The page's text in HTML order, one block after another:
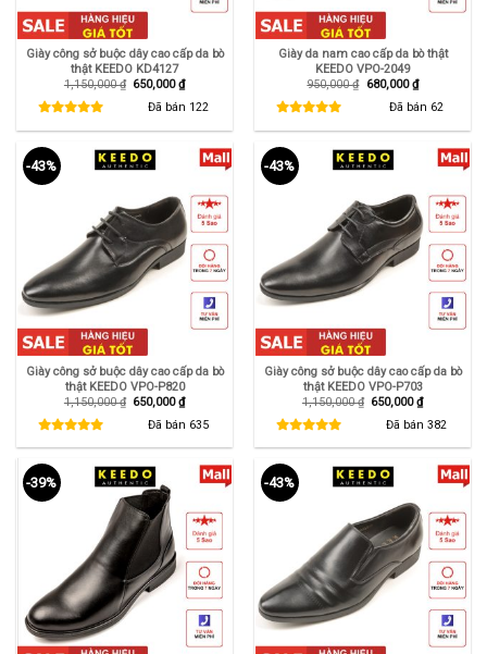
Giày công sở buộc dây cao cấp da bò
thật KEEDO KD4127
1,150,000₫ Giá
650,000₫Giá
hiện
tại
Đã bán 122
Giày da nam cao cấp da bò thật
KEEDO VPO-2049
950,000₫ Giá
680,000₫Giá
hiện
tại
Đã bán 62
-43%
Giày công sở buộc dây cao cấp da bò
thật KEEDO VPO-P820
1,150,000₫ Giá
1,150,000 ₫.
650,000₫Giá
hiện
tại
là:
650,000 ₫.
Đã bán 635
-43%
Giày công sở buộc dây cao cấp da bò
thật KEEDO VPO-P703
1,150,000₫ Giá
1,150,000 ₫.
650,000₫Giá
hiện
tại
là:
650,000 ₫.
Đã bán 382
-39% -43%